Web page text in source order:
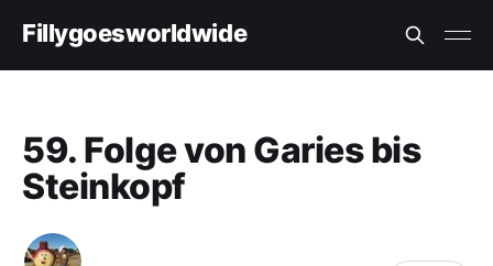
Fillygoesworldwide
59. Folge von Garies bis
Steinkopf